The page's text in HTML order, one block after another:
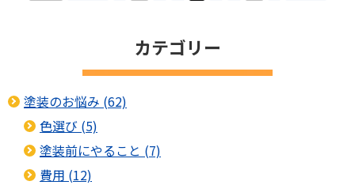
カテゴリー
塗装のお悩み (62)
色選び (5)
塗装前にやること (7)
費用 (12)